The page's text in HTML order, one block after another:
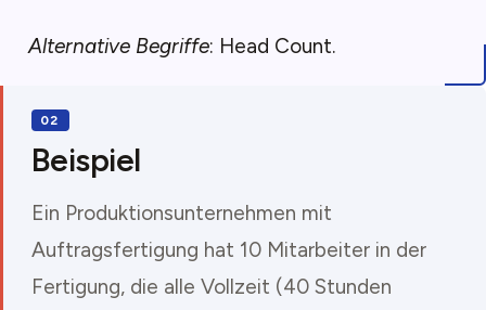
Alternative Begriffe: Head Count.
Beispiel
Ein Produktionsunternehmen mit
Auftragsfertigung hat 10 Mitarbeiter in der
Fertigung, die alle Vollzeit (40 Stunden